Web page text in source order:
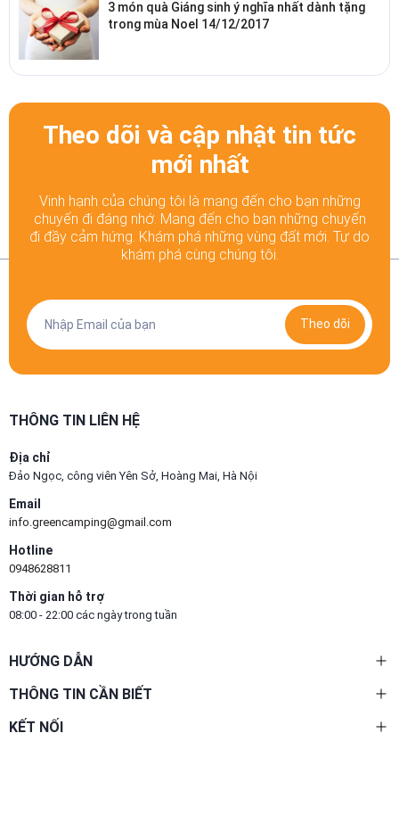
3 món quà Giáng sinh ý nghĩa nhất dành tặng
trong mùa Noel 14/12/2017
Theo dõi và cập nhật tin tức
mới nhất
Vinh hạnh của chúng tôi là mang đến cho bạn những
chuyến đi đáng nhớ. Mang đến cho bạn những chuyến
đi đầy cảm hứng. Khám phá những vùng đất mới. Tự do
khám phá cùng chúng tôi.
Theo dõi
THÔNG TIN LIÊN HỆ
Địa chỉ
Đảo Ngọc, công viên Yên Sở, Hoàng Mai, Hà Nội
Email
info.greencamping@gmail.com
Hotline
0948628811
Thời gian hỗ trợ
08:00 - 22:00 các ngày trong tuần
HƯỚNG DẪN
THÔNG TIN CẦN BIẾT
KẾT NỐI